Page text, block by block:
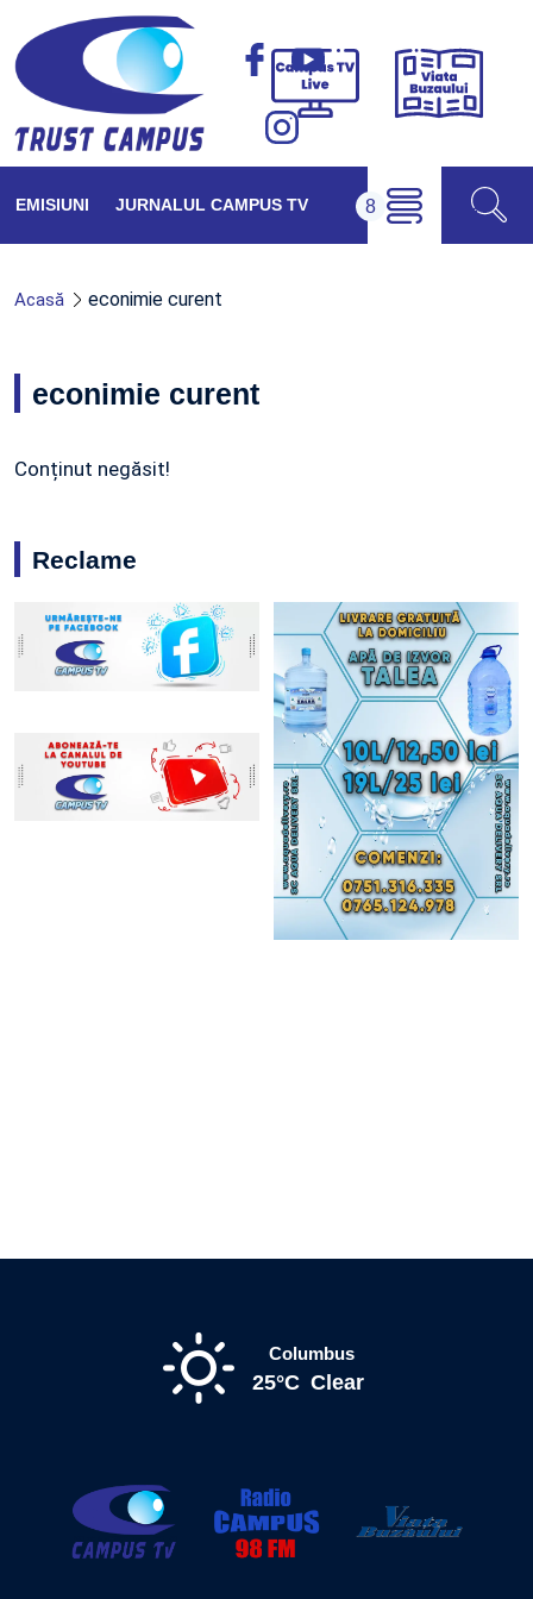
Campus
Viața
EMISIUNI JURNALUL CAMPUS TV
Acasă econimie curent
econimie curent
Conținut negăsit!
Reclame
Columbus
25°C Clear